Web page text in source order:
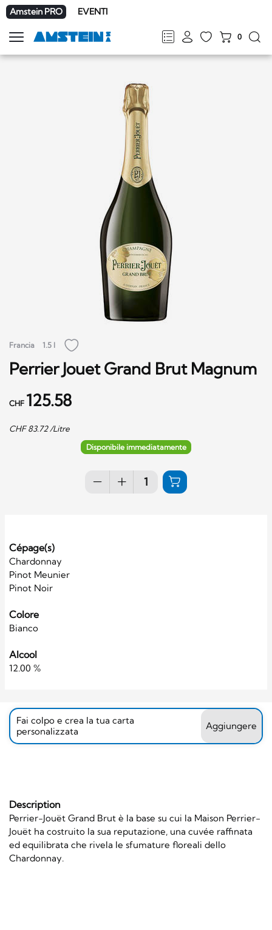
Amstein PRO EVENTI
FRDEENIT
0
Mostra
la
Francia 1.5 l
Perrier Jouet Grand Brut Magnum
CHF 125.58
CHF83.72/Litre
Disponibile immediatamente
Cépage(s)
Chardonnay
Pinot Meunier
Pinot Noir
Colore
Bianco
Alcool
12.00 %
Fai colpo e crea la tua carta
personalizzata
Aggiungere
Description
Perrier-Jouët Grand Brut è la base su cui la Maison Perrier-
Jouët ha costruito la sua reputazione, una cuvée raffinata
ed equilibrata che rivela le sfumature floreali dello
Chardonnay.